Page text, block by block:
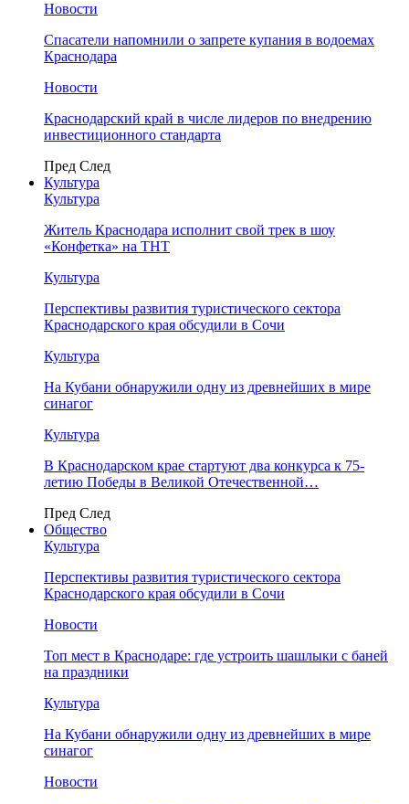
Новости
Спасатели напомнили о запрете купания в водоемах
Краснодара
Новости
Краснодарский край в числе лидеров по внедрению
инвестиционного стандарта
Пред След
Культура
Культура
Житель Краснодара исполнит свой трек в шоу
«Конфетка» на ТНТ
Культура
Перспективы развития туристического сектора
Краснодарского края обсудили в Сочи
Культура
На Кубани обнаружили одну из древнейших в мире
синагог
Культура
В Краснодарском крае стартуют два конкурса к 75-
летию Победы в Великой Отечественной…
Пред След
Общество
Культура
Перспективы развития туристического сектора
Краснодарского края обсудили в Сочи
Новости
Топ мест в Краснодаре: где устроить шашлыки с баней
на праздники
Культура
На Кубани обнаружили одну из древнейших в мире
синагог
Новости